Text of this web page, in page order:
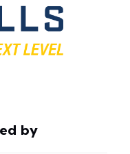
by